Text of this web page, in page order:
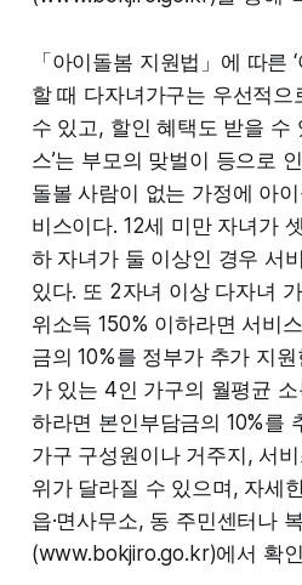
「아이돌봄 지원법」에 따른
할 때 다자녀가구는 우선적으
수 있고, 할인 혜택도 받을 수
스’는 부모의 맞벌이 등으로
돌볼 사람이 없는 가정에 아
비스이다. 12세 미만 자녀가
하 자녀가 둘 이상인 경우 서
있다. 또 2자녀 이상 다자녀
위소득 150% 이하라면 서비
금의 10%를 정부가 추가 지
가 있는 4인 가구의 월평균
하라면 본인부담금의 10%를
가구 구성원이나 거주지, 서
위가 달라질 수 있으며, 자세
읍·면사무소, 동 주민센터나
(www.bokjiro.go.kr)에서 확